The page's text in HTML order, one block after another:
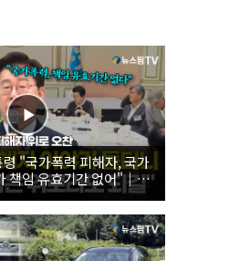
"국가폭력 피해자, 국가
책임 유효기간 없어"｜
피해자 위로 오찬